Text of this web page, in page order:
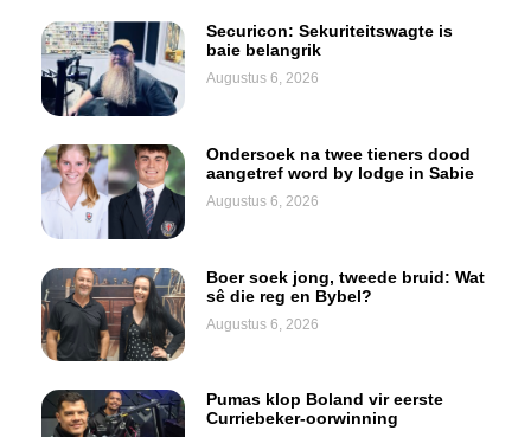
Securicon: Sekuriteitswagte is
baie belangrik
Augustus 6, 2026
Ondersoek na twee tieners dood
aangetref word by lodge in Sabie
Augustus 6, 2026
Boer soek jong, tweede bruid: Wat
sê die reg en Bybel?
Augustus 6, 2026
Pumas klop Boland vir eerste
Curriebeker-oorwinning